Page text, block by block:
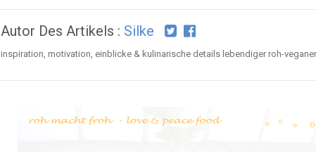
Autor Des Artikels : Silke
inspiration, motivation, einblicke & kulinarische details lebendiger roh-